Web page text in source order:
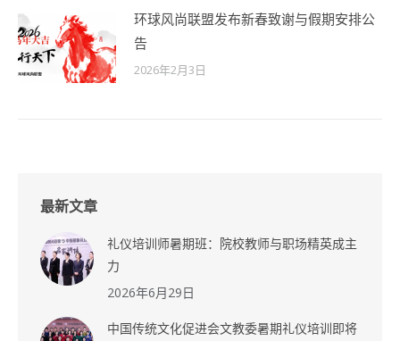
环球风尚联盟发布新春致谢与假期安排公
告
2026年2月3日
最新文章
礼仪培训师暑期班：院校教师与职场精英成主
力
2026年6月29日
中国传统文化促进会文教委暑期礼仪培训即将